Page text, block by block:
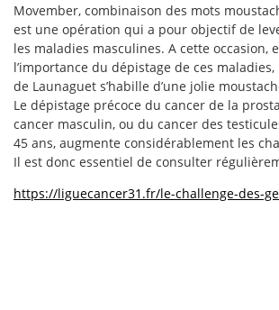
Movember, combinaison des mots
est une opération qui a pour objectif de
les maladies masculines. A cette occasion,
l’importance du dépistage de ces
de Launaguet s’habille d’une jolie
Le dépistage précoce du cancer de la
cancer masculin, ou du cancer des
45 ans, augmente considérablement les
Il est donc essentiel de consulter
https://liguecancer31.fr/le-challenge-des-